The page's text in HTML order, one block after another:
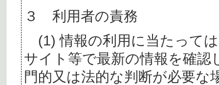
３ 利用者の責務
(1) 情報の利用に当たって
サイト等で最新の情報を確認
門的又は法的な判断が必要